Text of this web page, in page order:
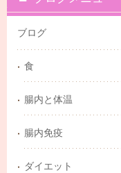
ブログ
食
腸内と体温
腸内免疫
ダイエット